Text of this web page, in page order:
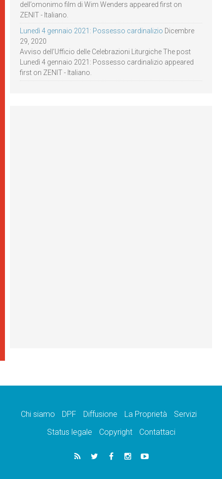
dell’omonimo film di Wim Wenders appeared first on
ZENIT - Italiano.
Lunedì 4 gennaio 2021: Possesso cardinalizio Dicembre
29, 2020
Avviso dell’Ufficio delle Celebrazioni Liturgiche The post
Lunedì 4 gennaio 2021: Possesso cardinalizio appeared
first on ZENIT - Italiano.
Chi siamo DPF Diffusione La Proprietà
Servizi
Status legale
Copyright Contattaci